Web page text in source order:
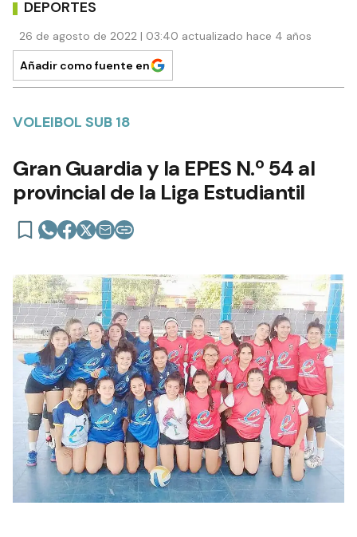
DEPORTES
26 de agosto de 2022 | 03:40 actualizado hace 4 años
Añadir como fuente en
VOLEIBOL SUB 18
Gran Guardia y la EPES N.º 54 al
provincial de la Liga Estudiantil